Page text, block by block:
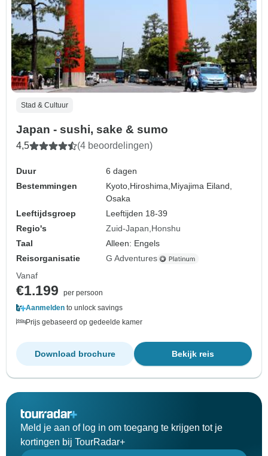
Stad & Cultuur
Japan - sushi, sake & sumo
4,5 (4 beoordelingen)
Duur
6 dagen
Bestemmingen
Kyoto, Hiroshima, Miyajima Eiland,
Osaka
Leeftijdsgroep
Leeftijden 18-39
Regio's
Zuid-Japan Honshu
Taal
Alleen: Engels
Reisorganisatie
G Adventures
Vanaf
€1.199
per persoon
Aanmelden to unlock savings
Prijs gebaseerd op gedeelde kamer
Bekijk reis
Download brochure
Meld je aan of log in om toegang te krijgen tot je
kortingen bij TourRadar+